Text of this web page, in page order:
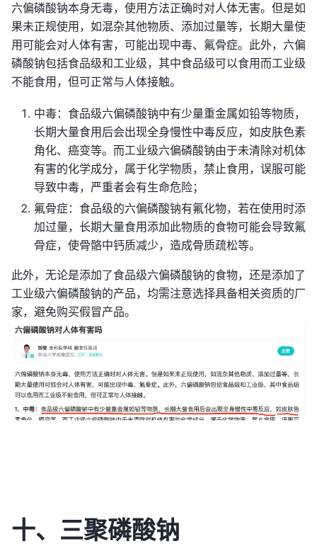
六偏磷酸钠本身无毒，使用方法正确时对人体无害。但是如
果未正规使用，如混杂其他物质、添加过量等，长期大量使
用可能会对人体有害，可能出现中毒、氟骨症。此外，六偏
磷酸钠包括食品级和工业级，其中食品级可以食用而工业级
不能食用，但可正常与人体接触。
中毒：食品级六偏磷酸钠中有少量重金属如铅等物质，
长期大量食用后会出现全身慢性中毒反应，如皮肤色素
角化、癌变等。而工业级六偏磷酸钠由于未清除对机体
有害的化学成分，属于化学物质，禁止食用，误服可能
导致中毒，严重者会有生命危险；
氟骨症：食品级的六偏磷酸钠有氟化物，若在使用时添
加过量，长期大量食用添加此物质的食物可能会导致氟
骨症，使骨骼中钙质减少，造成骨质疏松等。
此外，无论是添加了食品级六偏磷酸钠的食物，还是添加了
工业级六偏磷酸钠的产品，均需注意选择具备相关资质的厂
家，避免购买假冒产品。
十、三聚磷酸钠